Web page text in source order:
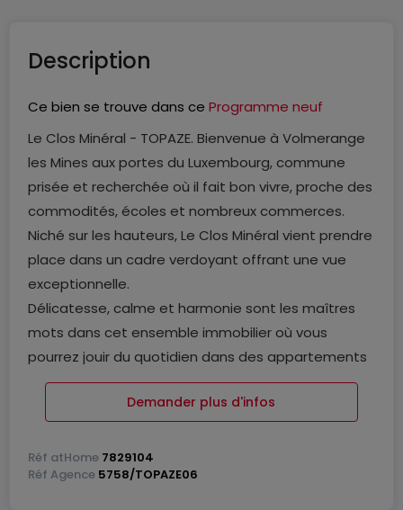
Description
Ce bien se trouve dans ce Programme neuf
Le Clos Minéral - TOPAZE. Bienvenue à Volmerange
les Mines aux portes du Luxembourg, commune
prisée et recherchée où il fait bon vivre, proche des
commodités, écoles et nombreux commerces.
Niché sur les hauteurs, Le Clos Minéral vient prendre
place dans un cadre verdoyant offrant une vue
exceptionnelle.
Délicatesse, calme et harmonie sont les maîtres
mots dans cet ensemble immobilier où vous
pourrez jouir du quotidien dans des appartements
baignés de lumière naturelle, des maisons de ville
ou des maisons individuelles.
et des matériaux de haute facture. Sa beauté est
éclatante et se révèle à chaque instant, chaque
Demander plus d'infos
Réf atHome 7829104
Réf Agence 5758/TOPAZE06